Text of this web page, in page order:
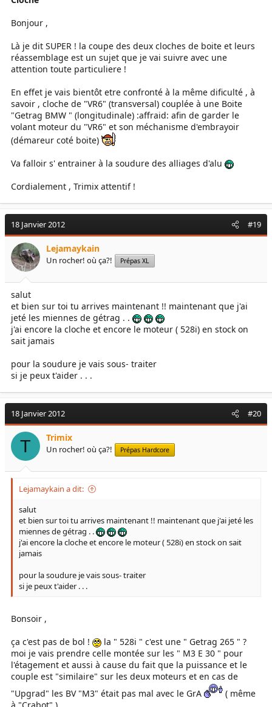
Bonjour ,
Là je dit SUPER ! la coupe des deux cloches de boite et leurs
réassemblage est un sujet que je vai suivre avec une
attention toute particuliere !
En effet je vais bientôt etre confronté à la même dificulté , à
savoir , cloche de "VR6" (transversal) couplée à une Boite
"Getrag BMW " (longitudinale) :affraid: afin de garder le
volant moteur du "VR6" et son méchanisme d'embrayoir
(démareur coté boite)
Va falloir s' entrainer à la soudure des alliages d'alu
Cordialement , Trimix attentif !
18 Janvier 2012 #19
Lejamaykain
Un rocher! où ça?! Prépas XL
salut
et bien sur toi tu arrives maintenant !! maintenant que j'ai
jeté les miennes de gétrag . .
j'ai encore la cloche et encore le moteur ( 528i) en stock on
sait jamais
pour la soudure je vais sous- traiter
si je peux t'aider . . .
18 Janvier 2012 #20
T Trimix
Un rocher! où ça?! Prépas Hardcore
Lejamaykain a dit:
salut
et bien sur toi tu arrives maintenant !! maintenant que j'ai jeté les
miennes de gétrag . .
j'ai encore la cloche et encore le moteur ( 528i) en stock on sait
jamais
pour la soudure je vais sous- traiter
si je peux t'aider . . .
Bonsoir ,
ça c'est pas de bol !
la " 528i " c'est une " Getrag 265 " ?
moi je vais prendre celle montée sur les " M3 E 30 " pour
l'étagement et aussi à cause du fait que la puissance et le
couple est "similaire" sur les deux moteurs et en cas de
"Upgrad" les BV "M3" était pas mal avec le GrA
( même